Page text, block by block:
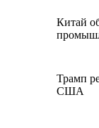
Китай
Трамп
США